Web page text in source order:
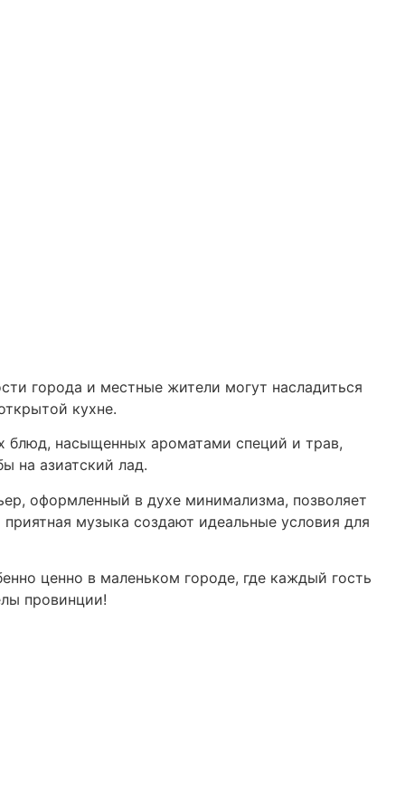
города и местные жители могут насладиться
кухне.
блюд, насыщенных ароматами специй и трав,
на азиатский лад.
оформленный в духе минимализма, позволяет
музыка создают идеальные условия для
ценно в маленьком городе, где каждый гость
провинции!